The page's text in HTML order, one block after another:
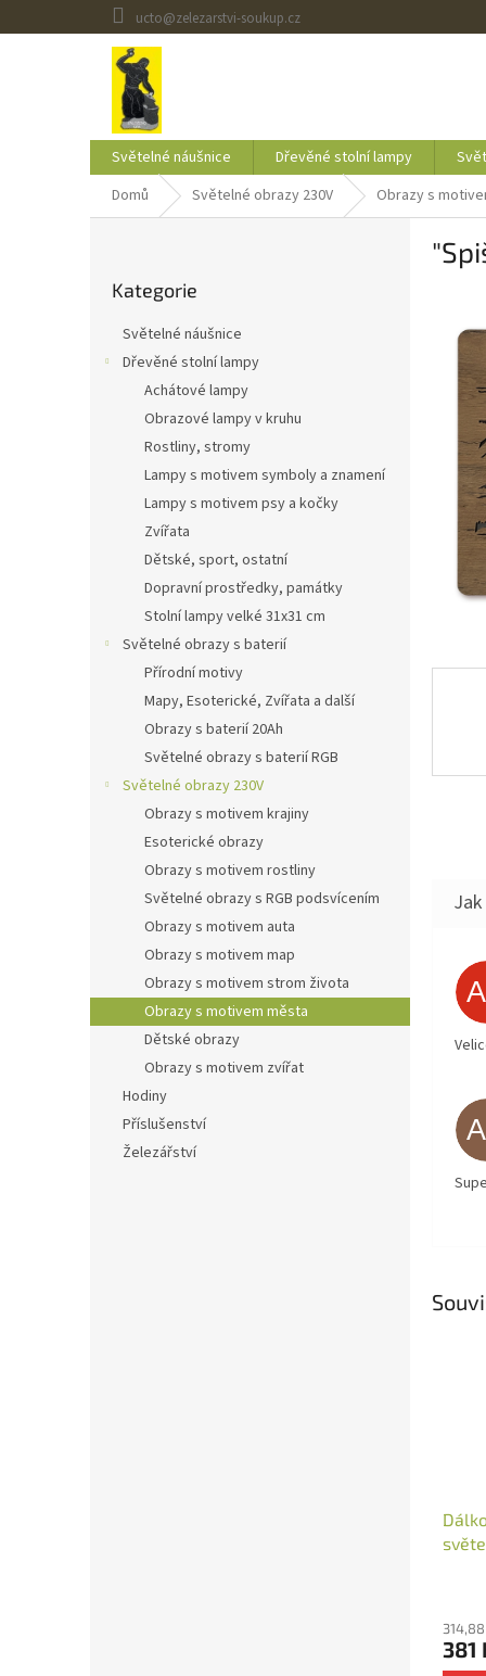
na
ucto@zelezarstvi-soukup.cz
Světelné náušnice Dřevěné stolní lampy
Domů
Světelné obrazy 230V Obrazy s
kategorie
Kategorie
Světelné náušnice
Dřevěné stolní lampy
Achátové lampy
Obrazové lampy v kruhu
Rostliny, stromy
Lampy s motivem symboly a znamení
Lampy s motivem psy a kočky
Zvířata
Dětské, sport, ostatní
Dopravní prostředky, památky
Stolní lampy velké 31x31 cm
Světelné obrazy s baterií
Přírodní motivy
Mapy, Esoterické, Zvířata a další
Obrazy s baterií 20Ah
Světelné obrazy s baterií RGB
Světelné obrazy 230V
Obrazy s motivem krajiny
Esoterické obrazy
Obrazy s motivem rostliny
Světelné obrazy s RGB podsvícením
Obrazy s motivem auta
Obrazy s motivem map
Obrazy s motivem strom života
Obrazy s motivem města
Dětské obrazy
Obrazy s motivem zvířat
Hodiny
Příslušenství
Železářství
381